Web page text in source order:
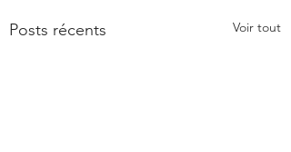
Posts récents Voir tout